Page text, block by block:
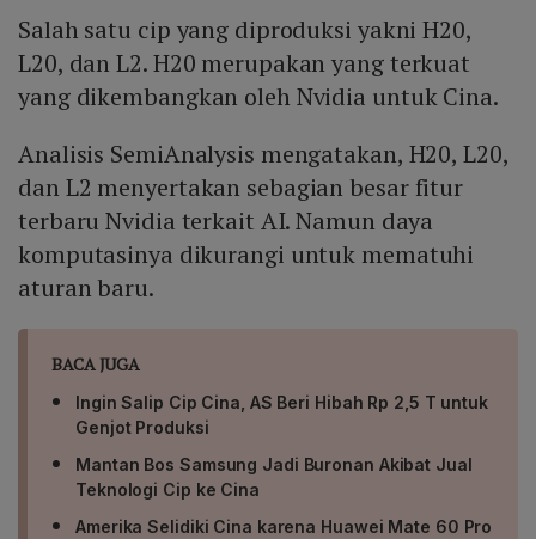
Salah satu cip yang diproduksi yakni H20,
L20, dan L2. H20 merupakan yang terkuat
yang dikembangkan oleh Nvidia untuk Cina.
Analisis SemiAnalysis mengatakan, H20, L20,
dan L2 menyertakan sebagian besar fitur
terbaru Nvidia terkait AI. Namun daya
komputasinya dikurangi untuk mematuhi
aturan baru.
BACA JUGA
Ingin Salip Cip Cina, AS Beri Hibah Rp 2,5 T untuk
Genjot Produksi
Mantan Bos Samsung Jadi Buronan Akibat Jual
Teknologi Cip ke Cina
Amerika Selidiki Cina karena Huawei Mate 60 Pro